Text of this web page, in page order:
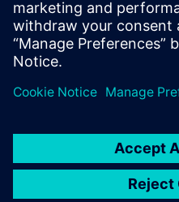
MES, SCADA, Digital Twins,
Saznajte više